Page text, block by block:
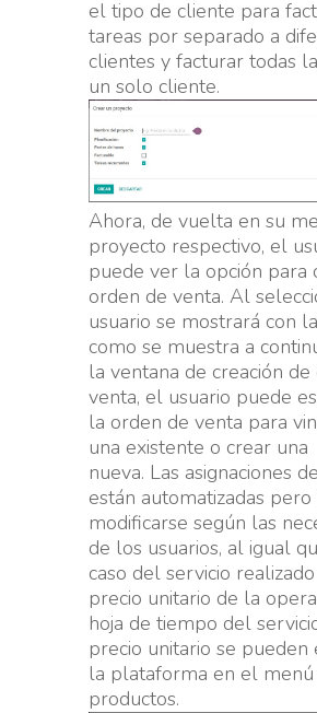
el tipo de cliente para
tareas por separado a
clientes y facturar todas
un solo cliente.
Ahora, de vuelta en su
proyecto respectivo, el
puede ver la opción para
orden de venta. Al
usuario se mostrará con
como se muestra a
la ventana de creación
venta, el usuario puede
la orden de venta para
una existente o crear una
nueva. Las asignaciones
están automatizadas
modificarse según las
de los usuarios, al igual
caso del servicio
precio unitario de la
hoja de tiempo del
precio unitario se pueden
la plataforma en el menú
productos.